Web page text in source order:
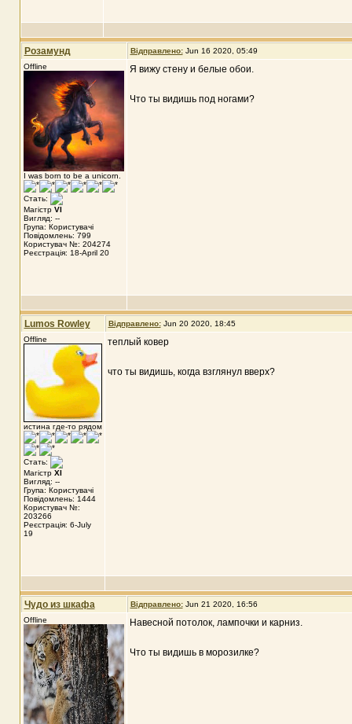
Розамунд Відправлено: Jun 16 2020, 05:49
Offline
I was born to be a unicorn.
Стать:
Магістр VI
Вигляд: --
Група: Користувачі
Повідомлень: 799
Користувач №: 204274
Реєстрація: 18-April 20
Я вижу стену и белые обои.
Что ты видишь под ногами?
Lumos Rowley Відправлено: Jun 20 2020, 18:45
Offline
истина где-то рядом
Стать:
Магістр XI
Вигляд: --
Група: Користувачі
Повідомлень: 1444
Користувач №:
203266
Реєстрація: 6-July
19
теплый ковер
что ты видишь, когда взглянул вверх?
Чудо из шкафа Відправлено: Jun 21 2020, 16:56
Offline
Навесной потолок, лампочки и карниз.
Что ты видишь в морозилке?